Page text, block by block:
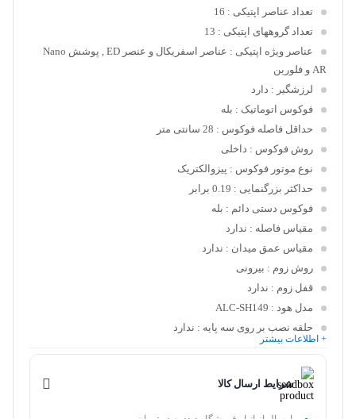
تعداد عناصر اپتیکی : 16
تعداد گروههای اپتیکی : 13
عناصر ویژه اپتیکی
: عناصر اسفریکال و عنصر ED , پوشش Nano
AR و فلورین
لرزشگیر : دارد
فوکوس اتوماتیک : بله
حداقل فاصله فوکوس : 28 سانتی متر
روش فوکوس : داخلی
نوع موتور فوکوس : پیزوالکتریک
حداکثر بزرگنمایی : 0.19 برابر
فوکوس دستی دائم : بله
مقیاس فاصله : ندارد
مقیاس عمق میدان : ندارد
روش زوم : بیرونی
قفل زوم : ندارد
مدل هود : ALC-SH149
حلقه نصب بر روی سه پایه : ندارد
+ اطلاعات بیشتر
شرایط ارسال کالا